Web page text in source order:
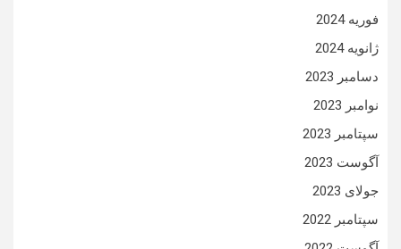
فوریه 2024
ژانویه 2024
دسامبر 2023
نوامبر 2023
سپتامبر 2023
آگوست 2023
جولای 2023
سپتامبر 2022